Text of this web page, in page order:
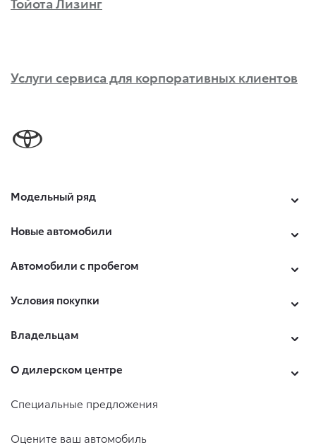
Услуги сервиса для корпоративных клиентов
Модельный ряд
Новые автомобили
Автомобили с пробегом
Условия покупки
Владельцам
О дилерском центре
Специальные предложения
Оцените ваш автомобиль